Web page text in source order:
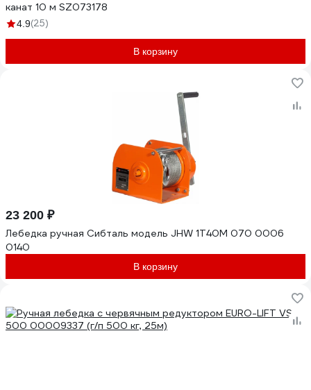
канат 10 м SZ073178
4.9(25)
В корзину
23 200 ₽
Лебедка ручная Сибталь модель JHW 1Т40М 070 0006
0140
В корзину